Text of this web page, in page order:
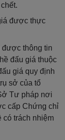
được thực
được thông tin
đấu giá thuộc
giá quy định
sở của tổ
Tư pháp nơi
cấp Chứng chỉ
có trách nhiệm